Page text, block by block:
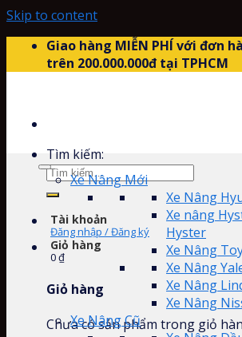
Skip to content
Giao hàng MIỄN PHÍ với đơn
trên 200.000.000đ tại TPHCM
Tìm kiếm:
Tài khoản
Đăng nhập / Đăng ký
Giỏ hàng
0₫
Giỏ hàng
Chưa có sản phẩm trong giỏ
Xe Nâng Mới
Xe Nâng
Xe nâng
Hyster
Xe Nâng
Xe Nâng
Xe Nâng
Xe Nâng
Xe Nâng Cũ